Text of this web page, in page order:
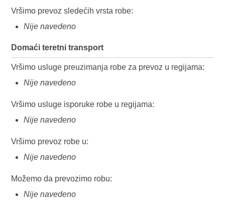
Vršimo prevoz sledećih vrsta robe:
Nije navedeno
Domaći teretni transport
Vršimo usluge preuzimanja robe za prevoz u regijama:
Nije navedeno
Vršimo usluge isporuke robe u regijama:
Nije navedeno
Vršimo prevoz robe u:
Nije navedeno
Možemo da prevozimo robu:
Nije navedeno